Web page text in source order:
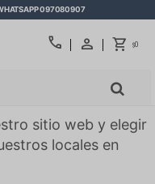
097080907
call $0
sitio web y elegir
locales en